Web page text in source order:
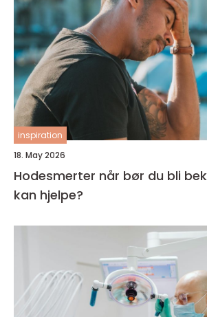
inspiration
18. May 2026
Hodesmerter når bør du bli bekymret, og hva
kan hjelpe?